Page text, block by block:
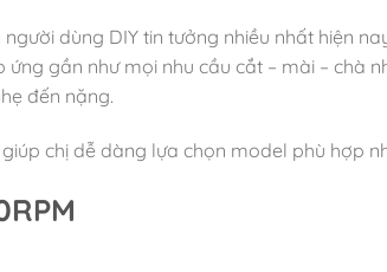
dùng DIY tin tưởng nhiều nhất hiện
gần như mọi nhu cầu cắt – mài – chà
đến nặng.
chị dễ dàng lựa chọn model phù hợp